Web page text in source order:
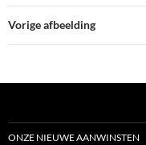
Vorige afbeelding
ONZE NIEUWE AANWINSTEN